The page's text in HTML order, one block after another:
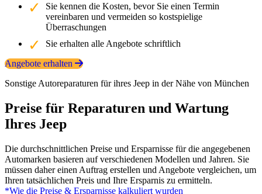
Sie kennen die Kosten, bevor Sie einen Termin
vereinbaren und vermeiden so kostspielige
Überraschungen
Sie erhalten alle Angebote schriftlich
Angebote erhalten
Sonstige Autoreparaturen für ihres Jeep in der Nähe von München
Preise für Reparaturen und Wartung
Ihres Jeep
Die durchschnittlichen Preise und Ersparnisse für die angegebenen
Automarken basieren auf verschiedenen Modellen und Jahren. Sie
müssen daher einen Auftrag erstellen und Angebote vergleichen, um
Ihren tatsächlichen Preis und Ihre Ersparnis zu ermitteln.
*Wie die Preise & Ersparnisse kalkuliert wurden